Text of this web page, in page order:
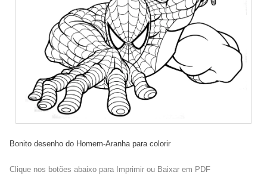
Bonito desenho do Homem-Aranha para colorir
Clique nos botões abaixo para Imprimir ou Baixar em PDF